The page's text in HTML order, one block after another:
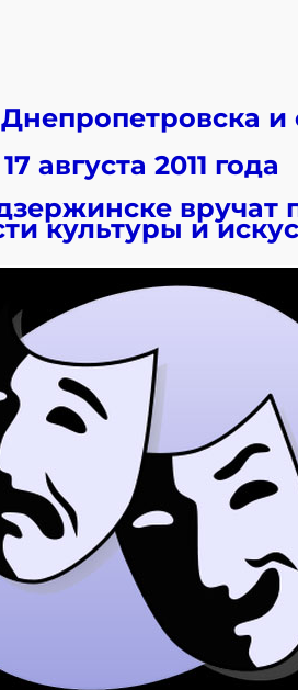
и
17 августа 2011 года
вручат
культуры и